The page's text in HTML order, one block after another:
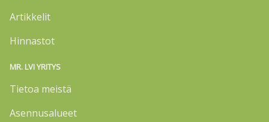
Artikkelit
Hinnastot
MR. LVI YRITYS
Tietoa meistä
Asennusalueet